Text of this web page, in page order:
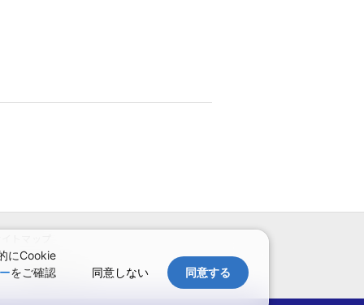
予約確認・変更
にCookie
をご確認 同意しない 同意する